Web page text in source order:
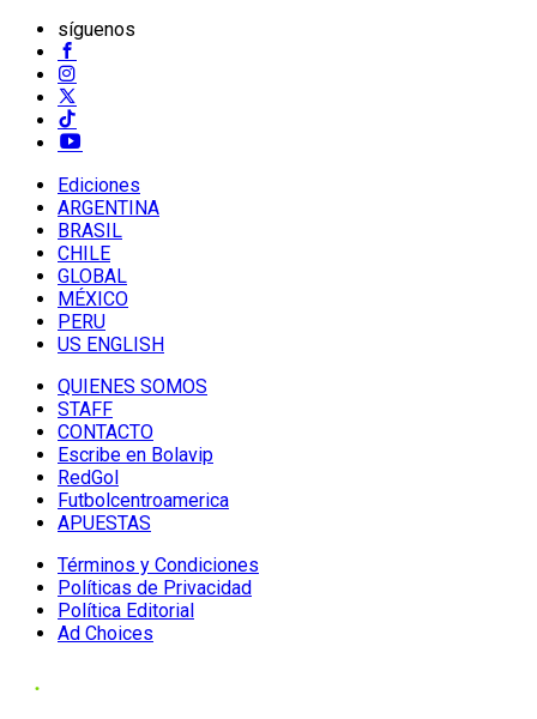
síguenos
Ediciones
ARGENTINA
BRASIL
CHILE
GLOBAL
MÉXICO
PERU
US ENGLISH
QUIENES SOMOS
STAFF
CONTACTO
Escribe en Bolavip
RedGol
Futbolcentroamerica
APUESTAS
Términos y Condiciones
Políticas de Privacidad
Política Editorial
Ad Choices